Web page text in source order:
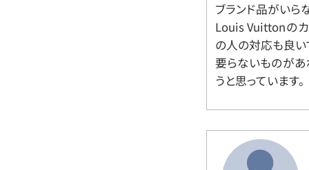
ブランド品がいら
Louis Vuittonの
の人の対応も良い
要らないものがあ
うと思っています。